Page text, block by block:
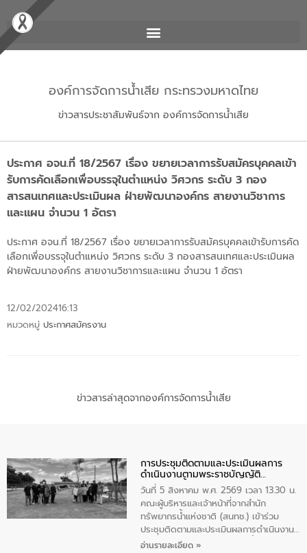
องค์การจัดการน้ำเสีย กระทรวงมหาดไทย
ข่าวสารประชาสัมพันธ์จาก องค์การจัดการน้ำเสีย
ประกาศ อจน.ที่ 18/2567 เรื่อง ขยายเวลาการรับสมัครบุคคลเข้า
รับการคัดเลือกเพื่อบรรจุในตำแหน่ง วิศวกร ระดับ 3 กอง
สารสนเทศและประเมินผล ฝ่ายพัฒนาองค์กร สายงานวิชาการ
และแผน จำนวน 1 อัตรา
ประกาศ อจน.ที่ 18/2567 เรื่อง ขยายเวลาการรับสมัครบุคคลเข้ารับการคัด
เลือกเพื่อบรรจุในตำแหน่ง วิศวกร ระดับ 3 กองสารสนเทศและประเมินผล
ฝ่ายพัฒนาองค์กร สายงานวิชาการและแผน จำนวน 1 อัตรา
12/02/202416:13
หมวดหมู่ ประกาศสมัครงาน
ข่าวสารล่าสุดจากองค์การจัดการน้ำเสีย
การประชุมติดตามและประเมินผลการ
ดำเนินงานตามพระราชบัญญัติ
ทรัพยากรน้ำ พ.ศ. 2561 ประจำ
ปีงบประมาณ พ.ศ. 2569
วันที่ 5 สิงหาคม พ.ศ. 2569 เวลา 13.30 น.
คณะผู้บริหารและเจ้าหน้าที่จากสำนัก
ทรัพยากรน้ำแห่งชาติ (สนทช.) เข้าร่วม
ประชุมติดตามและประเมินผลการดำเนินงาน
ตามพระราชบัญญัติทรัพยากรน้ำ พ.ศ. 2561
อ่านรายละเอียด »